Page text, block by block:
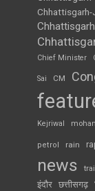
Chief Minister
Sai CM
Kejriwal mohan
petrol rain
news
इंदौर छत्तीसगढ़